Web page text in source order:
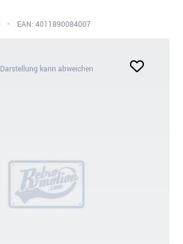
EAN: 4011890084007
Darstellung kann abweichen